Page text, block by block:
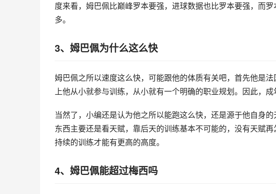
度来看，姆巴佩比巅峰罗本要强，进球数据也比罗本要强，而
多。
3、姆巴佩为什么这么快
姆巴佩之所以速度这么快，可能跟他的体质有关吧，首先他是
上他从小就参与训练，从小就有一个明确的职业规划。因此，成
当然了，小编还是认为他之所以能跑这么快，还是源于他自身
东西主要还是看天赋，靠后天的训练基本不可能的，没有天赋
持续的训练才能有更高的高度。
4、姆巴佩能超过梅西吗